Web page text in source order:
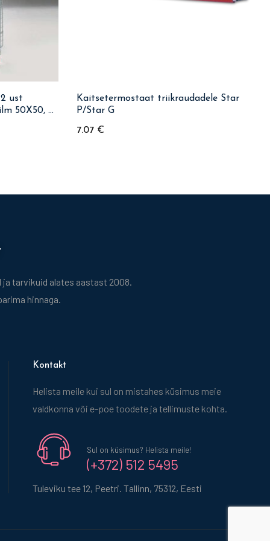
ust
50X50, 2
Kaitsetermostaat triikraudadele Star
P/Star G
7.07 €
tarvikuid alates aastast 2008.
hinnaga.
Kontakt
Helista meile kui sul on mistahes küsimus meie
valdkonna või e-poe toodete ja tellimuste kohta.
Sul on küsimus? Helista meile!
(+372) 512 5495
Tuleviku tee 12, Peetri. Tallinn, 75312, Eesti